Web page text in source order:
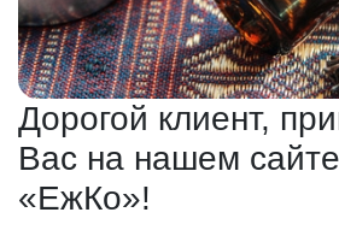
Дорогой клиент,
Вас на нашем
«ЕжКо»!